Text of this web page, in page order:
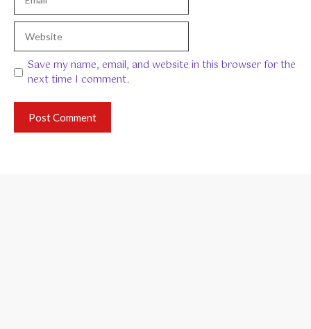
Website
Save my name, email, and website in this browser for the
next time I comment.